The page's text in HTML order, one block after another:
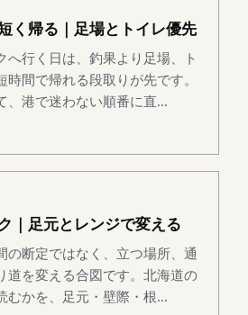
く帰る｜足場とトイレ優先
へ行く日は、釣果より足場、ト
間で帰れる段取りが先です。
、港で迷わない順番に直...
｜足元とレンジで変える
の断定ではなく、立つ場所、通
道を変える合図です。北海道の
むかを、足元・壁際・根...